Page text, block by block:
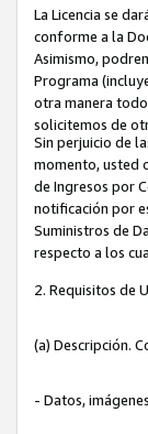
La Licencia se
conforme a la
Asimismo,
Programa
otra manera
solicitemos de
Sin perjuicio de
momento, usted
de Ingresos por
notificación por
Suministros de
respecto a los
2. Requisitos de
(a) Descripción.
- Datos,